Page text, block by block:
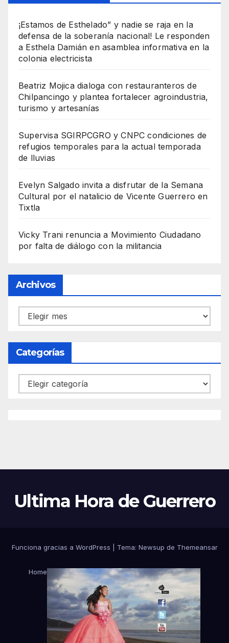
¡Estamos de Esthelado” y nadie se raja en la
defensa de la soberanía nacional! Le responden
a Esthela Damián en asamblea informativa en la
colonia electricista
Beatriz Mojica dialoga con restauranteros de
Chilpancingo y plantea fortalecer agroindustria,
turismo y artesanías
Supervisa SGIRPCGRO y CNPC condiciones de
refugios temporales para la actual temporada
de lluvias
Evelyn Salgado invita a disfrutar de la Semana
Cultural por el natalicio de Vicente Guerrero en
Tixtla
Vicky Trani renuncia a Movimiento Ciudadano
por falta de diálogo con la militancia
Archivos
Archivos
Categorías
Categorías
Ultima Hora de Guerrero
Funciona gracias a WordPress Tema: Newsup de Themeansar
Home